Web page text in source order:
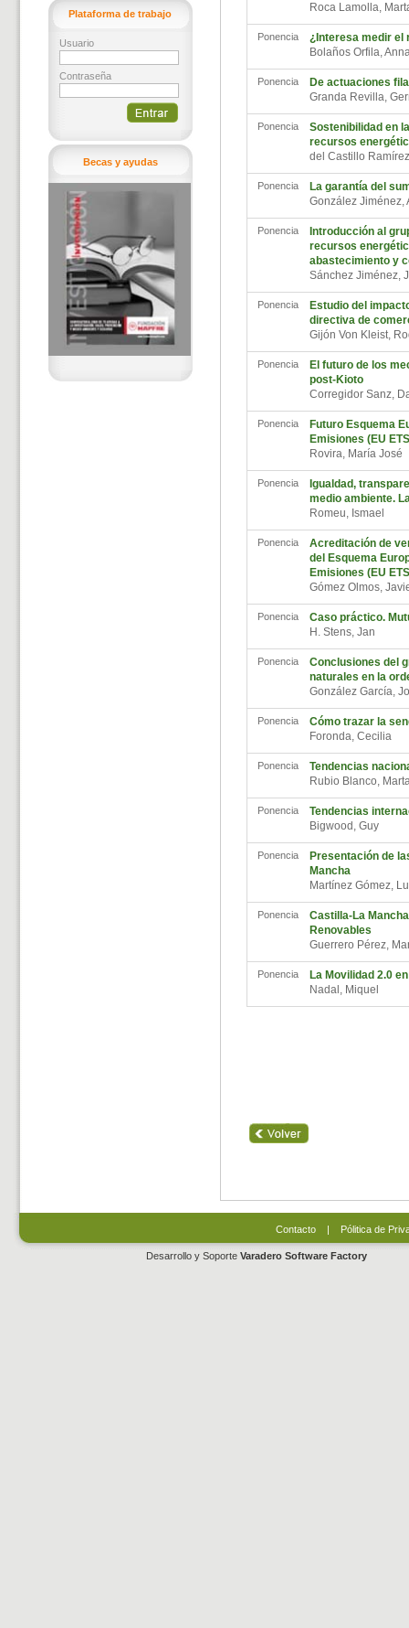
Plataforma de trabajo
Usuario
Contraseña
Becas y ayudas
Roca Lamolla,
Ponencia
¿Interesa medir el
Bolaños Orfila,
Ponencia
De actuaciones
Granda Revilla,
Ponencia
Sostenibilidad en
recursos
del Castillo
Ponencia
La garantía del
González
Ponencia
Introducción al
recursos
abastecimiento y
Sánchez Jiménez,
Ponencia
Estudio del
directiva de
Gijón Von Kleist,
Ponencia
El futuro de los
post-Kioto
Corregidor Sanz,
Ponencia
Futuro Esquema
Emisiones (EU
Rovira, María José
Ponencia
Igualdad,
medio ambiente.
Romeu, Ismael
Ponencia
Acreditación de
del Esquema
Emisiones (EU
Gómez Olmos,
Ponencia
Caso práctico.
H. Stens, Jan
Ponencia
Conclusiones del
naturales en la
González García,
Ponencia
Cómo trazar la
Foronda, Cecilia
Ponencia
Tendencias
Rubio Blanco,
Ponencia
Tendencias
Bigwood, Guy
Ponencia
Presentación de
Mancha
Martínez Gómez,
Ponencia
Castilla-La
Renovables
Guerrero Pérez,
Ponencia
La Movilidad 2.0
Nadal, Miquel
Contacto| Pólitica de
Desarrollo y Soporte Varadero Software Factory